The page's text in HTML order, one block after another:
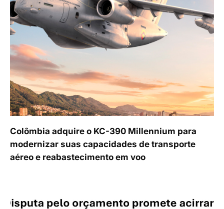
Colômbia adquire o KC-390 Millennium para
modernizar suas capacidades de transporte
aéreo e reabastecimento em voo